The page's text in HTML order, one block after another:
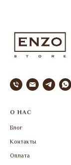
О НАС
Блог
Контакты
Оплата